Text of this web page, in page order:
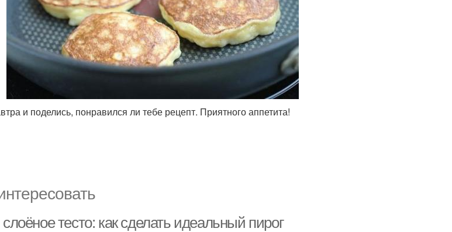
и поделись, понравился ли тебе рецепт. Приятного аппетита!
тесто: как сделать идеальный пирог